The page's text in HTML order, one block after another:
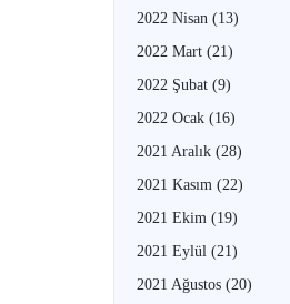
2022 Nisan (13)
2022 Mart (21)
2022 Şubat (9)
2022 Ocak (16)
2021 Aralık (28)
2021 Kasım (22)
2021 Ekim (19)
2021 Eylül (21)
2021 Ağustos (20)